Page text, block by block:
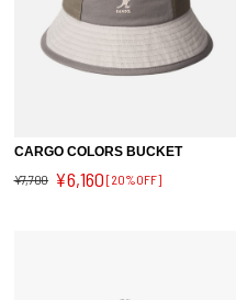
CARGO COLORS BUCKET
¥7,700 ¥6,160 [20%OFF]